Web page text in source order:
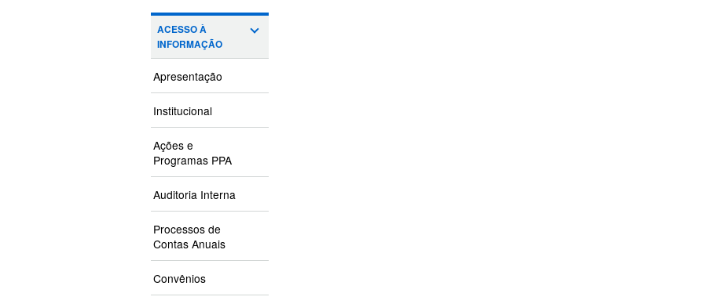
ACESSO À
INFORMAÇÃO
Apresentação
Institucional
Ações e
Programas PPA
Auditoria Interna
Processos de
Contas Anuais
Convênios